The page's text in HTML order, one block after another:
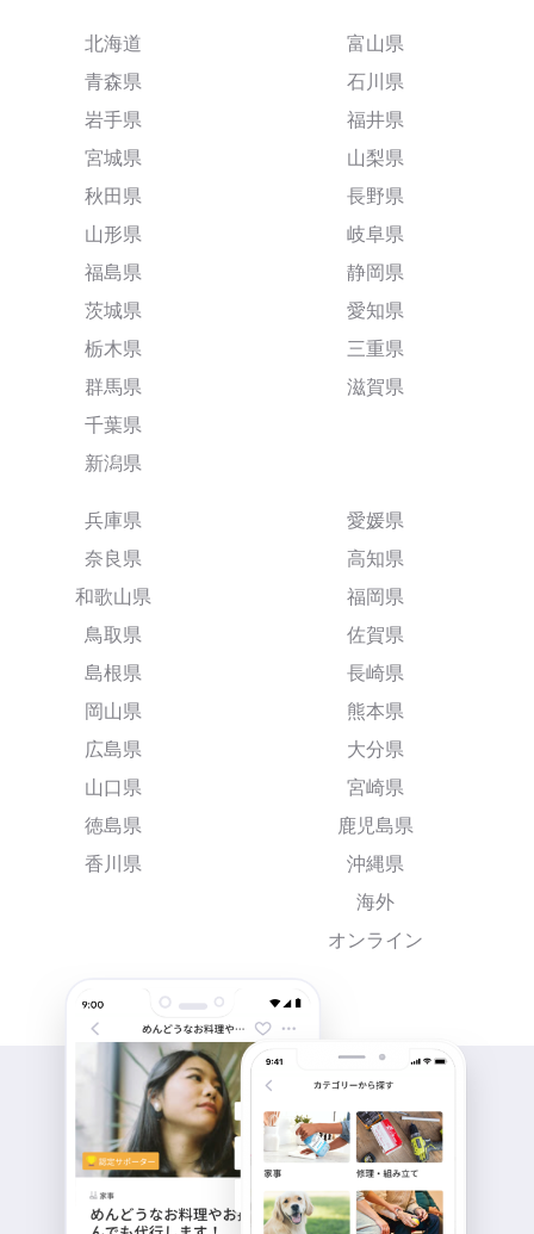
北海道
青森県
岩手県
宮城県
秋田県
山形県
福島県
茨城県
栃木県
群馬県
千葉県
新潟県
富山県
石川県
福井県
山梨県
長野県
岐阜県
静岡県
愛知県
三重県
滋賀県
兵庫県
奈良県
和歌山県
鳥取県
島根県
岡山県
広島県
山口県
徳島県
香川県
愛媛県
高知県
福岡県
佐賀県
長崎県
熊本県
大分県
宮崎県
鹿児島県
沖縄県
海外
オンライン